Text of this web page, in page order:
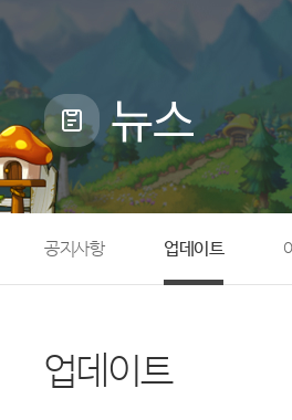
공지사항
업데이트
캐시샵 공지
메이플 알림판
with maple
뉴스
공지사항 업데이트
업데이트